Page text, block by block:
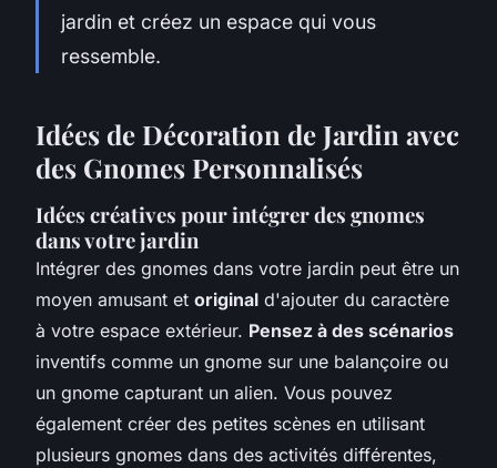
jardin et créez un espace qui vous
ressemble.
Idées de Décoration de Jardin avec
des Gnomes Personnalisés
Idées créatives pour intégrer des gnomes
dans votre jardin
Intégrer des gnomes dans votre jardin peut être un
moyen amusant et original d'ajouter du caractère
à votre espace extérieur. Pensez à des scénarios
inventifs comme un gnome sur une balançoire ou
un gnome capturant un alien. Vous pouvez
également créer des petites scènes en utilisant
plusieurs gnomes dans des activités différentes,